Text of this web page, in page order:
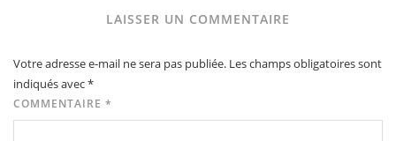
LAISSER UN COMMENTAIRE
Votre adresse e-mail ne sera pas publiée. Les champs obligatoires sont
indiqués avec*
COMMENTAIRE *